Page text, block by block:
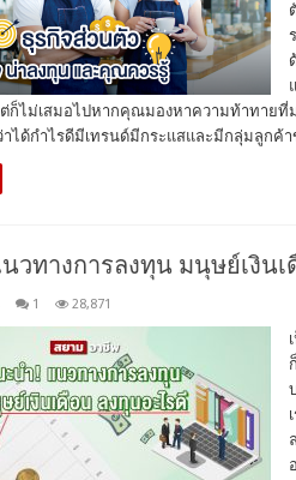
ก็ไม่เสมอไปหากคุณมองหาความท้าทายที่
าได้กำไรดีมีเทรนด์มีกระแสและมีกลุ่มลูก
วทางการลงทุน มนุษย์เงินเ
1 28,871